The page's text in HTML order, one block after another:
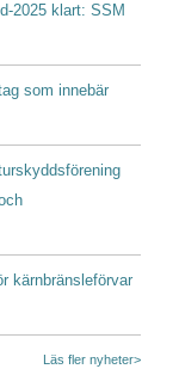
2025 klart: SSM
som innebär
kärnbränsleförvar
Läs fler nyheter>